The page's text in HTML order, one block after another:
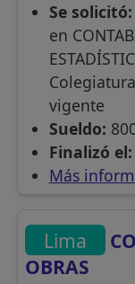
Se solicitó:
en
vigente
Sueldo:
Finalizó el:
Más
Lima
OBRAS